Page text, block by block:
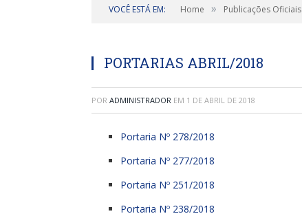
VOCÊ ESTÁ EM: Home » Publicações Oficiais
PORTARIAS ABRIL/2018
POR ADMINISTRADOR EM 1 DE ABRIL DE 2018
Portaria Nº 278/2018
Portaria Nº 277/2018
Portaria Nº 251/2018
Portaria Nº 238/2018